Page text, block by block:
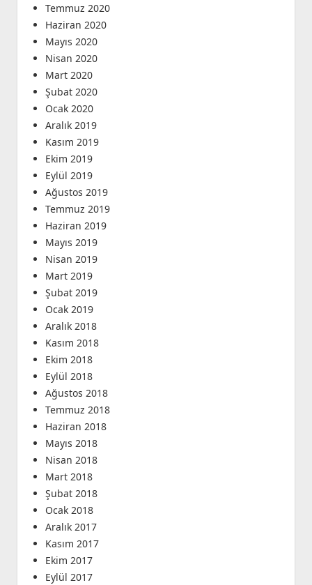
Temmuz 2020
Haziran 2020
Mayıs 2020
Nisan 2020
Mart 2020
Şubat 2020
Ocak 2020
Aralık 2019
Kasım 2019
Ekim 2019
Eylül 2019
Ağustos 2019
Temmuz 2019
Haziran 2019
Mayıs 2019
Nisan 2019
Mart 2019
Şubat 2019
Ocak 2019
Aralık 2018
Kasım 2018
Ekim 2018
Eylül 2018
Ağustos 2018
Temmuz 2018
Haziran 2018
Mayıs 2018
Nisan 2018
Mart 2018
Şubat 2018
Ocak 2018
Aralık 2017
Kasım 2017
Ekim 2017
Eylül 2017